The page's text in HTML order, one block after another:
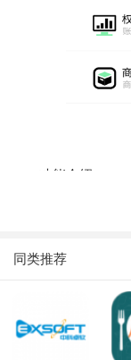
功能介绍
存到区块链上，一
能够新增、启用
联。
同类推荐